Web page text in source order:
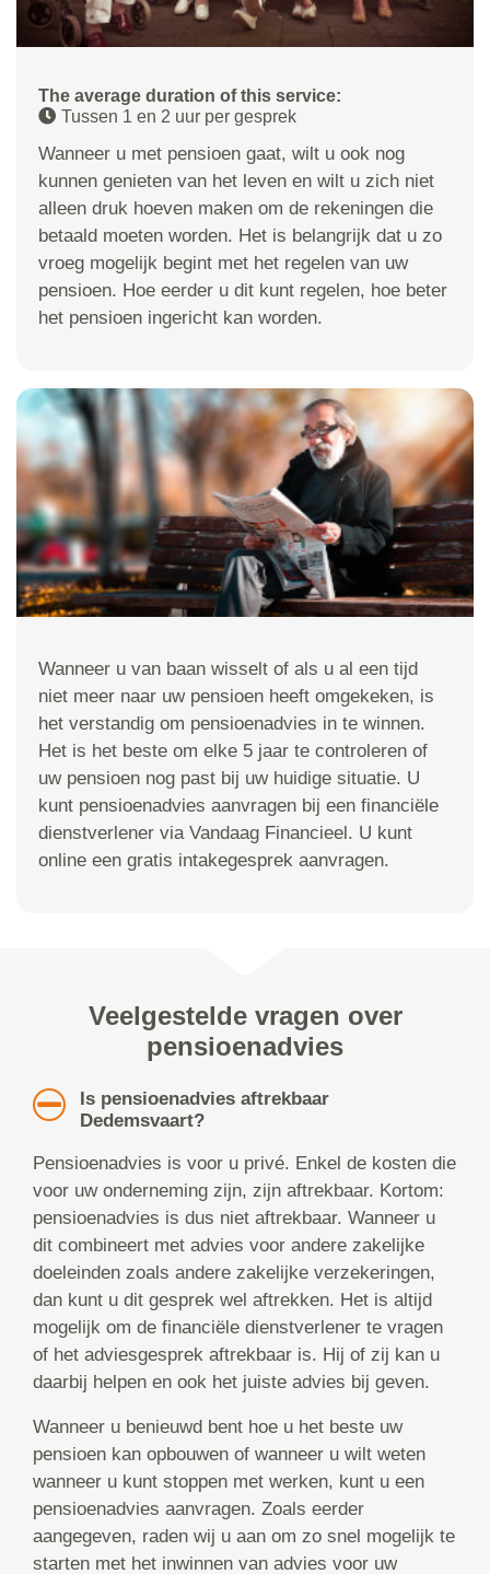
The average duration of this service:
Tussen 1 en 2 uur per gesprek
Wanneer u met pensioen gaat, wilt u ook nog
kunnen genieten van het leven en wilt u zich niet
alleen druk hoeven maken om de rekeningen die
betaald moeten worden. Het is belangrijk dat u zo
vroeg mogelijk begint met het regelen van uw
pensioen. Hoe eerder u dit kunt regelen, hoe beter
het pensioen ingericht kan worden.
Wanneer u van baan wisselt of als u al een tijd
niet meer naar uw pensioen heeft omgekeken, is
het verstandig om pensioenadvies in te winnen.
Het is het beste om elke 5 jaar te controleren of
uw pensioen nog past bij uw huidige situatie. U
kunt pensioenadvies aanvragen bij een financiële
dienstverlener via Vandaag Financieel. U kunt
online een gratis intakegesprek aanvragen.
Veelgestelde vragen over
pensioenadvies
Is pensioenadvies aftrekbaar
Dedemsvaart?
Pensioenadvies is voor u privé. Enkel de kosten die
voor uw onderneming zijn, zijn aftrekbaar. Kortom:
pensioenadvies is dus niet aftrekbaar. Wanneer u
dit combineert met advies voor andere zakelijke
doeleinden zoals andere zakelijke verzekeringen,
dan kunt u dit gesprek wel aftrekken. Het is altijd
mogelijk om de financiële dienstverlener te vragen
of het adviesgesprek aftrekbaar is. Hij of zij kan u
daarbij helpen en ook het juiste advies bij geven.
Wanneer u benieuwd bent hoe u het beste uw
pensioen kan opbouwen of wanneer u wilt weten
wanneer u kunt stoppen met werken, kunt u een
pensioenadvies aanvragen. Zoals eerder
aangegeven, raden wij u aan om zo snel mogelijk te
starten met het inwinnen van advies voor uw